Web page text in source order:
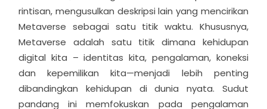
rintisan, mengusulkan deskripsi lain yang mencirikan
Metaverse sebagai satu titik waktu. Khususnya,
Metaverse adalah satu titik dimana kehidupan
digital kita – identitas kita, pengalaman, koneksi
dan kepemilikan kita—menjadi lebih penting
dibandingkan kehidupan di dunia nyata. Sudut
pandang ini memfokuskan pada pengalaman